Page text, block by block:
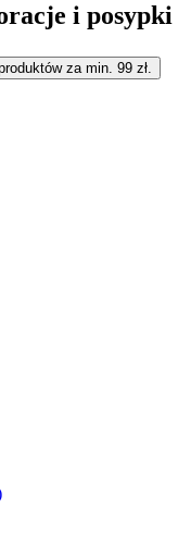
i posypki
za min. 99 zł.